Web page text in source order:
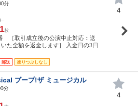
分
1枚
［取引成立後の公演中止対応：送
た全額を返金します］ 入金日の3日
郵送 塗りつぶしなし
4
ブープ!ザ ミュージカル
分
4